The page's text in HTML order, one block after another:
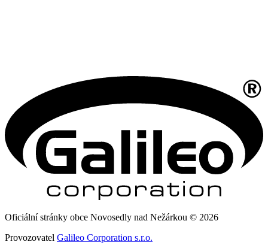
Oficiální stránky obce Novosedly nad Nežárkou © 2026
Provozovatel Galileo Corporation s.r.o.